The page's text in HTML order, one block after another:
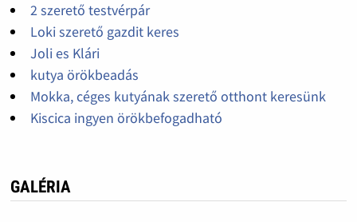
2 szerető testvérpár
Loki szerető gazdit keres
Joli es Klári
kutya örökbeadás
Mokka, céges kutyának szerető otthont keresünk
Kiscica ingyen örökbefogadható
GALÉRIA